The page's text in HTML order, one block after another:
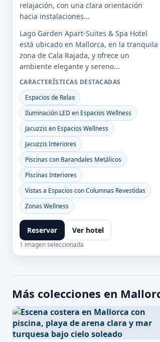
relajación, con una clara orientación
hacia instalaciones...
Lago Garden Apart-Suites & Spa Hotel
está ubicado en Mallorca, en la tranquila
zona de Cala Rajada, y ofrece un
ambiente elegante y sereno...
CARACTERÍSTICAS DESTACADAS
Espacios de Relax
Iluminación LED en Espacios Wellness
Jacuzzis en Espacios Wellness
Jacuzzis Interiores
Piscinas con Barandales Metálicos
Piscinas Interiores
Vistas a Espacios con Columnas Revestidas
Zonas Wellness
Reservar Ver hotel
1 imagen seleccionada
Más colecciones en